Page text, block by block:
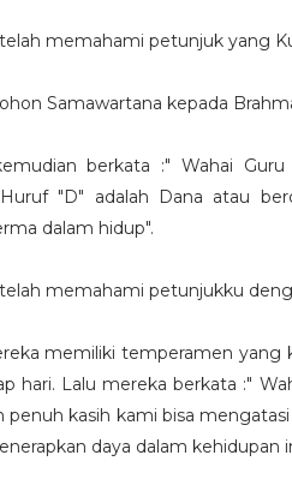
memahami petunjuk yang
Samawartana kepada
berkata :" Wahai
"D" adalah Dana atau
dalam hidup".
telah memahami petunjukku
memiliki temperamen yang
hari. Lalu mereka berkata :"
penuh kasih kami bisa
daya dalam kehidupan